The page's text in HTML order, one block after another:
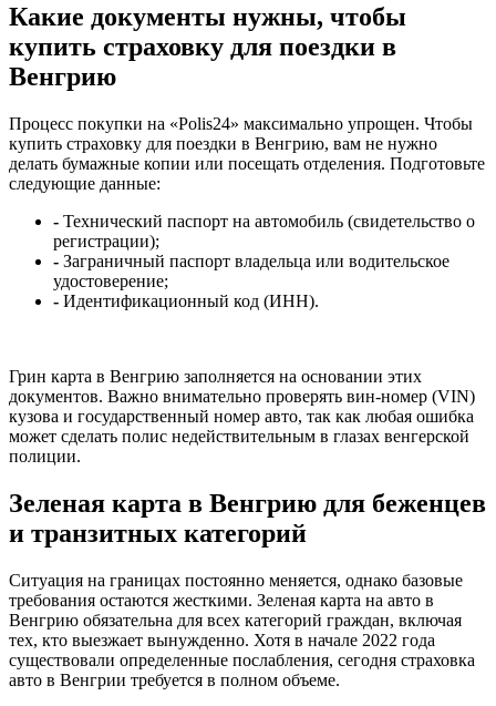
Какие документы нужны, чтобы
купить страховку для поездки в
Венгрию
Процесс покупки на «Polis24» максимально упрощен. Чтобы
купить страховку для поездки в Венгрию, вам не нужно
делать бумажные копии или посещать отделения. Подготовьте
следующие данные:
- Технический паспорт на автомобиль (свидетельство о
регистрации);
- Заграничный паспорт владельца или водительское
удостоверение;
- Идентификационный код (ИНН).
Грин карта в Венгрию заполняется на основании этих
документов. Важно внимательно проверять вин-номер (VIN)
кузова и государственный номер авто, так как любая ошибка
может сделать полис недействительным в глазах венгерской
полиции.
Зеленая карта в Венгрию для беженцев
и транзитных категорий
Ситуация на границах постоянно меняется, однако базовые
требования остаются жесткими. Зеленая карта на авто в
Венгрию обязательна для всех категорий граждан, включая
тех, кто выезжает вынужденно. Хотя в начале 2022 года
существовали определенные послабления, сегодня страховка
авто в Венгрии требуется в полном объеме.